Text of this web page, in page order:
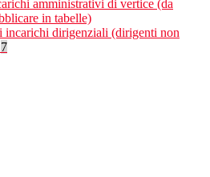
amministrativi di vertice (da
in tabelle)
incarichi dirigenziali (dirigenti non
7